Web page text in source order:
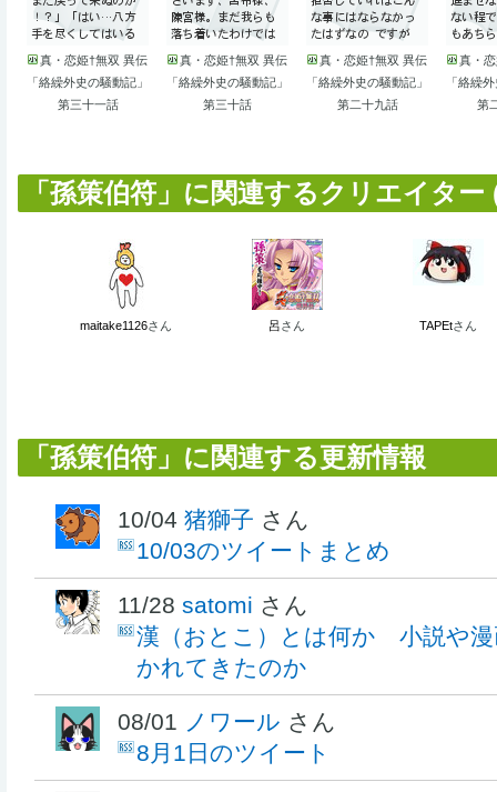
真・恋姫†無双 異伝
「絡繰外史の騒動記」
第三十一話
真・恋姫†無双 異伝
「絡繰外史の騒動記」
第三十話
真・恋姫†無双 異伝
「絡繰外史の騒動記」
第二十九話
真・
「絡繰
第
「孫策伯符」に関連するクリエイター
maitake1126さん 呂さん TAPEtさん
「孫策伯符」に関連する更新情報
10/04 猪獅子 さん
10/03のツイートまとめ
11/28 satomi さん
漢（おとこ）とは何か 小説や漫
かれてきたのか
08/01 ノワール さん
8月1日のツイート